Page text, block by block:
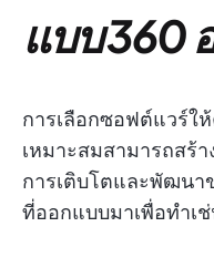
แบบ 360
การเลือกซอฟต์แวร์ใ
เหมาะสมสามารถสร้
การเติบโตและพัฒนา
ที่ออกแบบมาเพื่อทำเ